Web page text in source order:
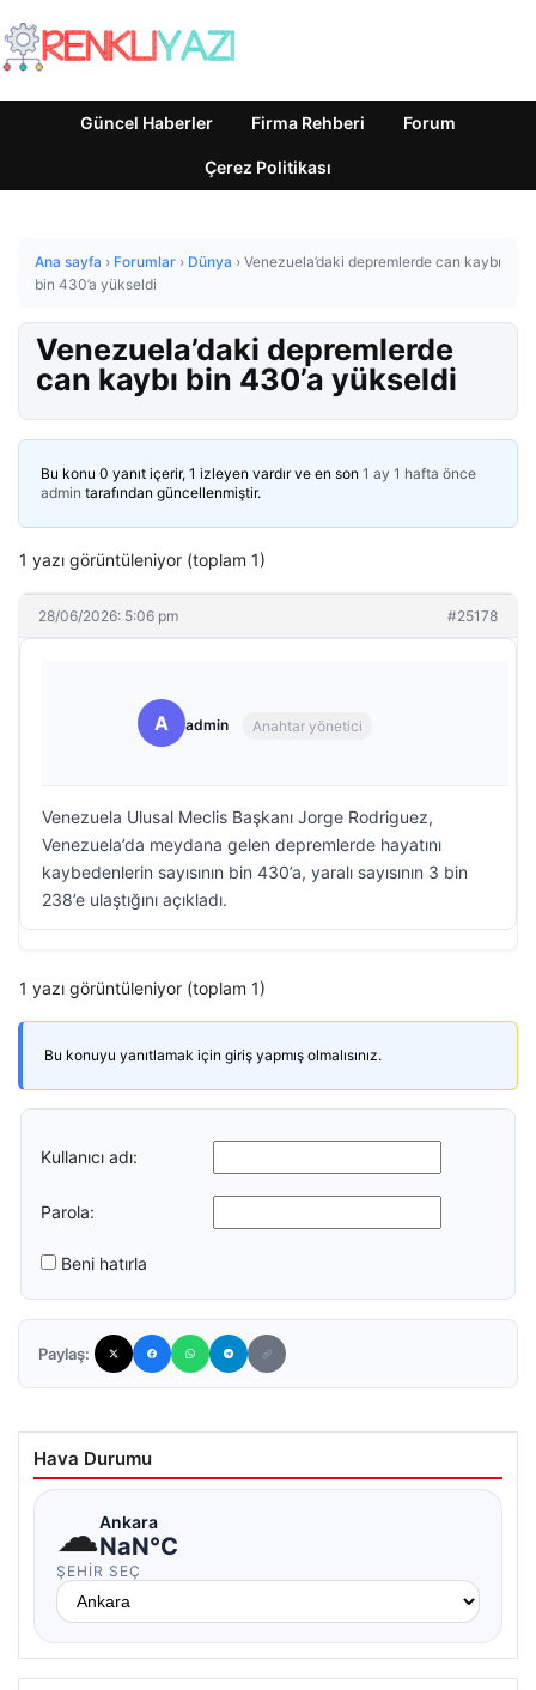
Güncel Haberler Firma Rehberi Forum
Çerez Politikası
Ana sayfa › Forumlar › Dünya › Venezuela’daki depremlerde can kaybı
bin 430’a yükseldi
Venezuela’daki depremlerde
can kaybı bin 430’a yükseldi
Bu konu 0 yanıt içerir, 1 izleyen vardır ve en son 1 ay 1 hafta önce
admin tarafından güncellenmiştir.
1 yazı görüntüleniyor (toplam 1)
28/06/2026: 5:06 pm #25178
A admin Anahtar yönetici
Venezuela Ulusal Meclis Başkanı Jorge Rodriguez,
Venezuela’da meydana gelen depremlerde hayatını
kaybedenlerin sayısının bin 430’a, yaralı sayısının 3 bin
238’e ulaştığını açıkladı.
1 yazı görüntüleniyor (toplam 1)
Bu konuyu yanıtlamak için giriş yapmış olmalısınız.
Kullanıcı adı:
Parola:
Beni hatırla
Paylaş:
Hava Durumu
☁Ankara
NaN°C
ŞEHIR SEÇ